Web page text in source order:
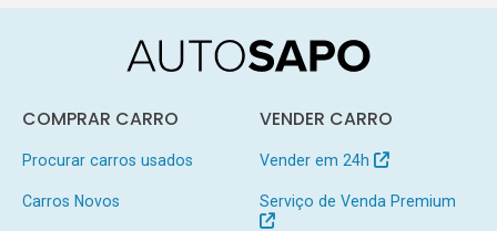
COMPRAR CARRO
Procurar carros usados
Carros Novos
VENDER CARRO
Vender em 24h
Serviço de Venda Premium